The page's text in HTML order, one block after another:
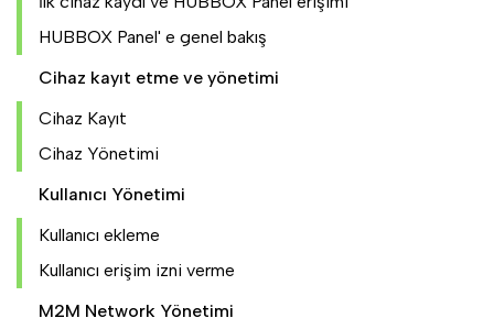
HUBBOX Panel' e genel bakış
Cihaz kayıt etme ve yönetimi
Cihaz Kayıt
Cihaz Yönetimi
Kullanıcı Yönetimi
Kullanıcı ekleme
Kullanıcı erişim izni verme
M2M Network Yönetimi